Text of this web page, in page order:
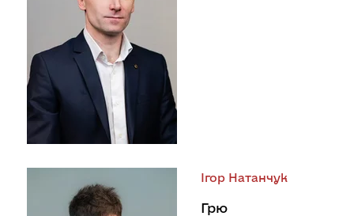
Ігор Натанчук
Грю